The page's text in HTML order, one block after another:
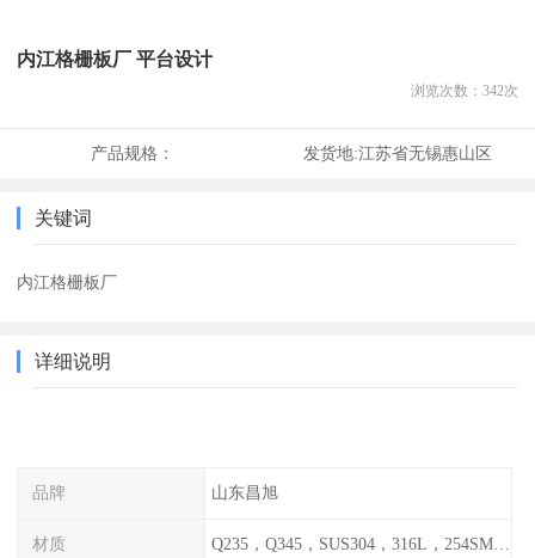
内江格栅板厂 平台设计
浏览次数： 342次
产品规格： 发货地:江苏省无锡惠山区
关键词
内江格栅板厂
详细说明
品牌 山东昌旭
材质 Q235，Q345，SUS304，316L，254SMO，2205